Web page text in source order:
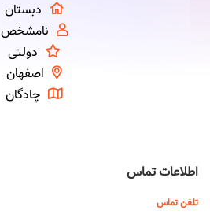
دبستان
نامشخص
دولتی
اصفهان
چادگان
اطلاعات تماس
تلفن تماس